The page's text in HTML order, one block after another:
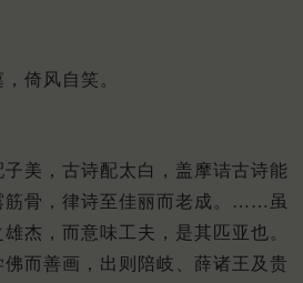
倚风自笑。
美，古诗配太白，盖摩诘古诗能
筋骨，律诗至佳丽而老成。……虽
杰，而意味工夫，是其匹亚也。
而善画，出则陪岐、薛诸王及贵